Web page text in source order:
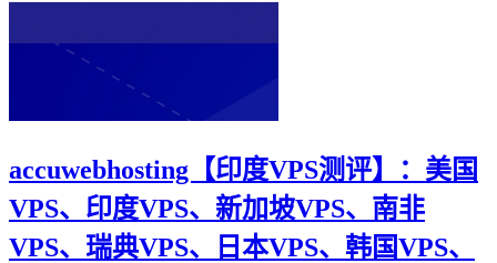
accuwebhosting【印度VPS测评】：美国
VPS、印度VPS、新加坡VPS、南非
VPS、瑞典VPS、日本VPS、韩国VPS、